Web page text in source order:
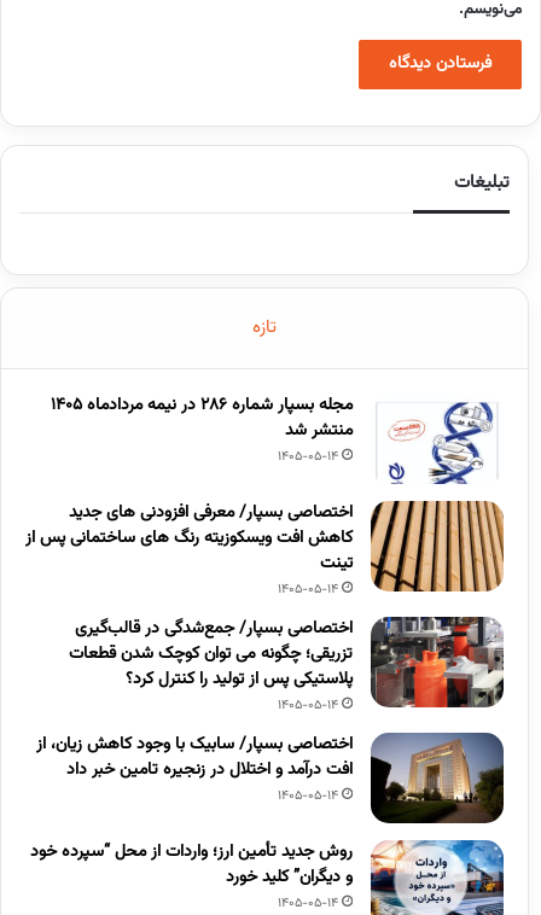
می‌نویسم.
تبلیغات
تازه
مجله بسپار شماره 286 در نیمه مردادماه 1405
منتشر شد
1405-05-14
اختصاصی بسپار/ معرفی افزودنی های جدید
کاهش افت ویسکوزیته رنگ های ساختمانی پس از
تینت
1405-05-14
اختصاصی بسپار/ جمع‌شدگی در قالب‌گیری
تزریقی؛ چگونه می توان کوچک شدن قطعات
پلاستیکی پس از تولید را کنترل کرد؟
1405-05-14
اختصاصی بسپار/ سابیک با وجود کاهش زیان، از
افت درآمد و اختلال در زنجیره تامین خبر داد
1405-05-14
روش جدید تأمین ارز؛ واردات از محل “سپرده خود
و دیگران” کلید خورد
1405-05-14